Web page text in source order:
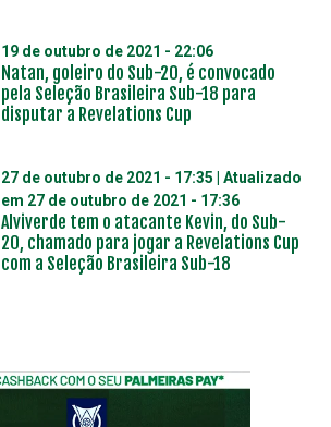
19 de outubro de 2021 - 22:06
Natan, goleiro do Sub-20, é convocado
pela Seleção Brasileira Sub-18 para
disputar a Revelations Cup
27 de outubro de 2021 - 17:35 | Atualizado
em 27 de outubro de 2021 - 17:36
Alviverde tem o atacante Kevin, do Sub-
20, chamado para jogar a Revelations Cup
com a Seleção Brasileira Sub-18